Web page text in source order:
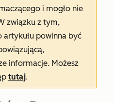
i mogło nie
związku z tym,
artykułu powinna być
informacje. Możesz
tutaj.